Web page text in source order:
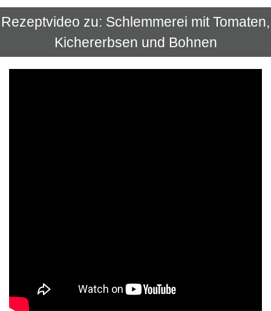
Rezeptvideo zu: Schlemmerei mit Tomaten,
Kichererbsen und Bohnen